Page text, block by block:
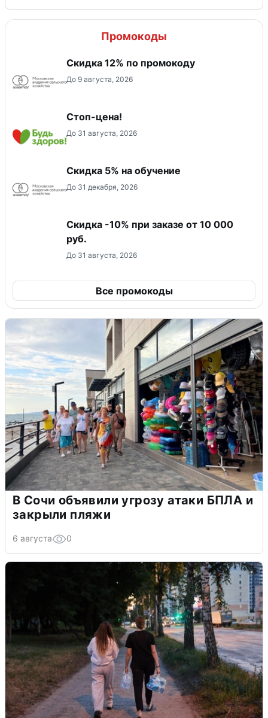
Промокоды
Скидка 12% по промокоду
До 9 августа, 2026
Стоп-цена!
До 31 августа, 2026
Скидка 5% на обучение
До 31 декабря, 2026
Скидка -10% при заказе от 10 000
руб.
До 31 августа, 2026
Все промокоды
В Сочи объявили угрозу атаки БПЛА и
закрыли пляжи
6 августа 0